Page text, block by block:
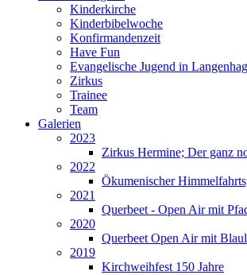
Kinderkirche
Kinderbibelwoche
Konfirmandenzeit
Have Fun
Evangelische Jugend in
Zirkus
Trainee
Team
Galerien
2023
Zirkus Hermine; Der ganz
2022
Ökumenischer
2021
Querbeet - Open Air mit
2020
Querbeet Open Air mit
2019
Kirchweihfest 150 Jahre